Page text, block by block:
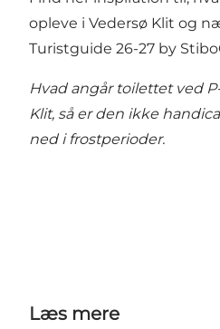
opleve i Vedersø Klit og
Turistguide 26-27 by
Hvad angår toilettet ved
Klit, så er den ikke
ned i frostperioder.
Læs mere